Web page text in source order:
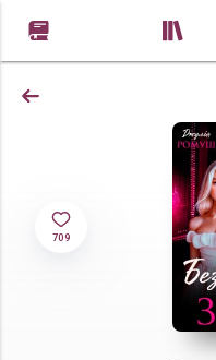
709